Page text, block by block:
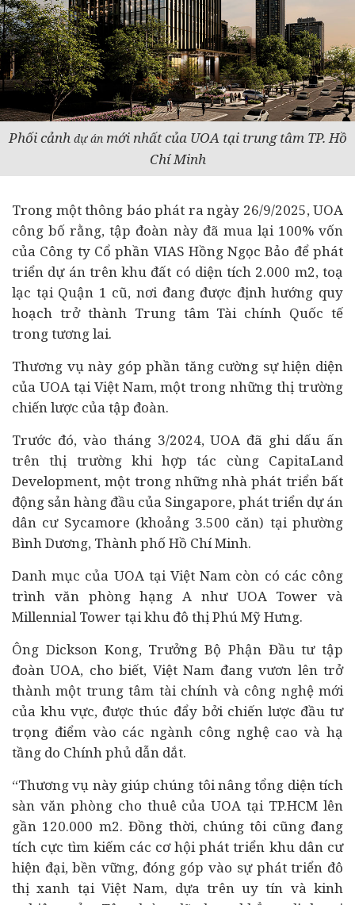
Phối cảnh dự ánmới nhất của UOA tại trung tâm TP. Hồ
Chí Minh
Trong một thông báo phát ra ngày 26/9/2025, UOA
công bố rằng, tập đoàn này đã mua lại 100% vốn
của Công ty Cổ phần VIAS Hồng Ngọc Bảo để phát
triển dự án trên khu đất có diện tích 2.000 m2, toạ
lạc tại Quận 1 cũ, nơi đang được định hướng quy
hoạch trở thành Trung tâm Tài chính Quốc tế
trong tương lai.
Thương vụ này góp phần tăng cường sự hiện diện
của UOA tại Việt Nam, một trong những thị trường
chiến lược của tập đoàn.
Trước đó, vào tháng 3/2024, UOA đã ghi dấu ấn
trên thị trường khi hợp tác cùng CapitaLand
Development, một trong những nhà phát triển bất
động sảnhàng đầu của Singapore, phát triển dự án
dân cư Sycamore (khoảng 3.500 căn) tại phường
Bình Dương, Thành phố Hồ Chí Minh.
Danh mục của UOA tại Việt Nam còn có các công
trình văn phòng hạng A như UOA Tower và
Millennial Tower tại khu đô thị Phú Mỹ Hưng.
Ông Dickson Kong, Trưởng Bộ Phận Đầu tư tập
đoàn UOA, cho biết, Việt Nam đang vươn lên trở
thành một trung tâm tài chính và công nghệ mới
của khu vực, được thúc đẩy bởi chiến lược đầu tư
trọng điểm vào các ngành công nghệ cao và hạ
tầng do Chính phủ dẫn dắt.
“Thương vụ này giúp chúng tôi nâng tổng diện tích
sàn văn phòng cho thuê của UOA tại TP.HCM lên
gần 120.000 m2. Đồng thời, chúng tôi cũng đang
tích cực tìm kiếm các cơ hội phát triển khu dân cư
hiện đại, bền vững, đóng góp vào sự phát triển đô
thị xanh tại Việt Nam, dựa trên uy tín và kinh